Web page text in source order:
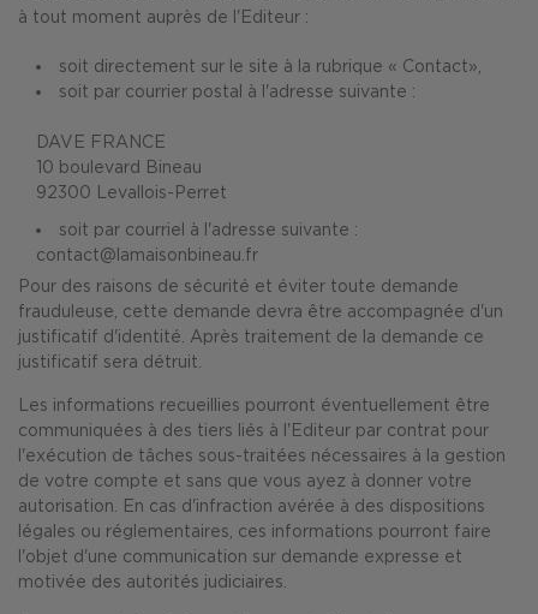
à tout moment auprès de l'Editeur :
soit directement sur le site à la rubrique « Contact»,
soit par courrier postal à l'adresse suivante :
DAVE FRANCE
10 boulevard Bineau
92300 Levallois-Perret
soit par courriel à l'adresse suivante :
contact@lamaisonbineau.fr
Pour des raisons de sécurité et éviter toute demande
frauduleuse, cette demande devra être accompagnée d'un
justificatif d'identité. Après traitement de la demande ce
justificatif sera détruit.
Les informations recueillies pourront éventuellement être
communiquées à des tiers liés à l'Editeur par contrat pour
l'exécution de tâches sous-traitées nécessaires à la gestion
de votre compte et sans que vous ayez à donner votre
autorisation. En cas d'infraction avérée à des dispositions
légales ou réglementaires, ces informations pourront faire
l'objet d'une communication sur demande expresse et
motivée des autorités judiciaires.